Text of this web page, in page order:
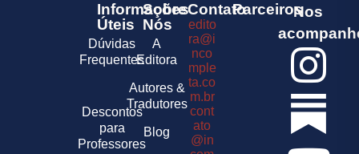
Informações
Úteis
Dúvidas
Frequentes
Descontos
para
Professores
Sobre
Nós
A
Editora
Autores &
Tradutores
Blog
Contato
edito
ra@i
nco
mple
ta.co
m.br
cont
ato
@in
ParceirosNos